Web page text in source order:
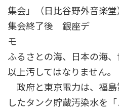
集会」（日比谷野外音楽堂
集会終了後 銀座デ
モ （呼
ふるさとの海、日本の海
以上汚してはなりません。
政府と東京電力は、福
したタンク貯蔵汚染水を